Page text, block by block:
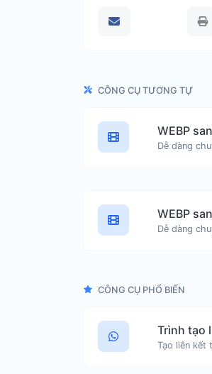
CÔNG CỤ TƯƠNG TỰ
WEBP
Dễ dàng
WEBP
Dễ dàng
CÔNG CỤ PHỔ BIẾN
Trình tạo
Tạo liên kết